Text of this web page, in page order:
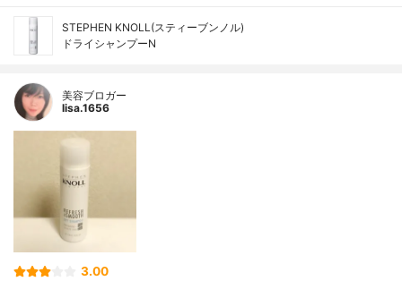
STEPHEN KNOLL(スティーブンノル)
ドライシャンプーN
美容ブロガー
lisa.1656
3.00